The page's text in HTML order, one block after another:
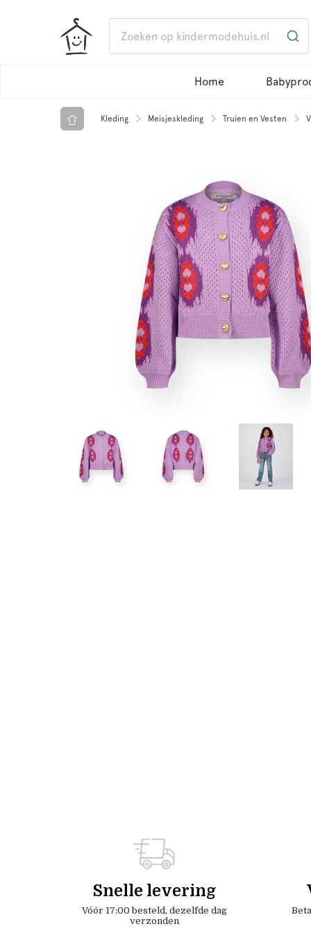
Home
Kleding Meisjeskleding Truien en Vesten
Snelle levering
Vóór 17:00 besteld, dezelfde dag
verzonden